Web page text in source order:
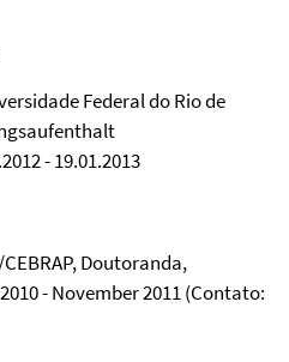
Federal do Rio de
- 19.01.2013
Doutoranda,
- November 2011 (Contato: